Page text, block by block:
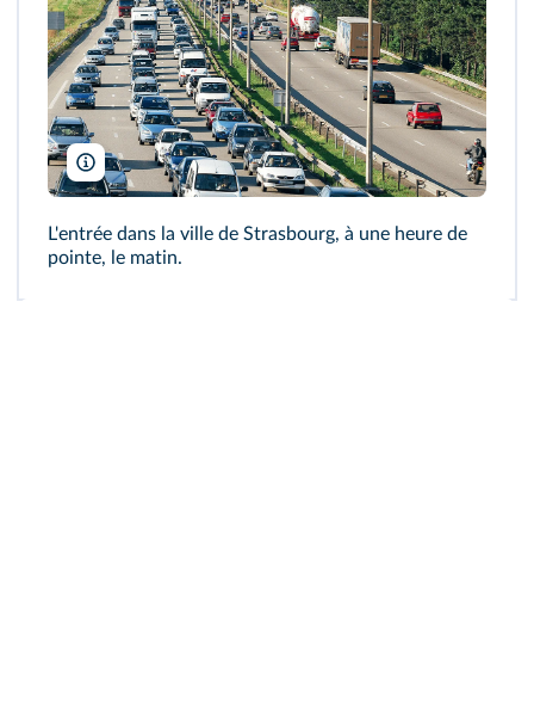
Jean Isenmann
L'entrée dans la ville de Strasbourg, à une heure de
pointe, le matin.